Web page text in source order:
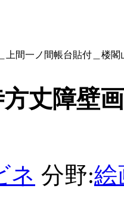
上間一ノ間帳台貼付＿楼閣
方丈障壁
ネ 分野:絵